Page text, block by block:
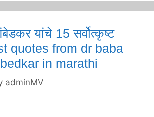
यांचे 15 सर्वोत्कृष्ट
quotes from dr baba
in marathi
adminMV